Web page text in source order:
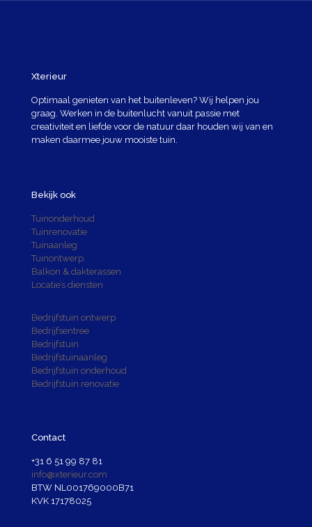
Xterieur
Optimaal genieten van het buitenleven? Wij helpen jou
graag. Werken in de buitenlucht vanuit passie met
creativiteit en liefde voor de natuur daar houden wij van en
maken daarmee jouw mooiste tuin.
Bekijk ook
Tuinonderhoud
Tuinrenovatie
Tuinaanleg
Tuinontwerp
Balkon & dakterassen
Locatie’s diensten
Bedrijfstuin ontwerp
Bedrijfsentree
Bedrijfstuin
Bedrijfstuinaanleg
Bedrijfstuin onderhoud
Bedrijfstuin renovatie
Contact
+31 6 51 99 87 81
info@xterieur.com
BTW NL001769000B71
KVK 17178025